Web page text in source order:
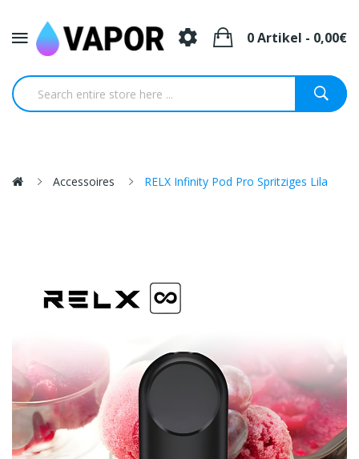
0 Artikel - 0,00€
Accessoires RELX Infinity Pod Pro Spritziges Lila